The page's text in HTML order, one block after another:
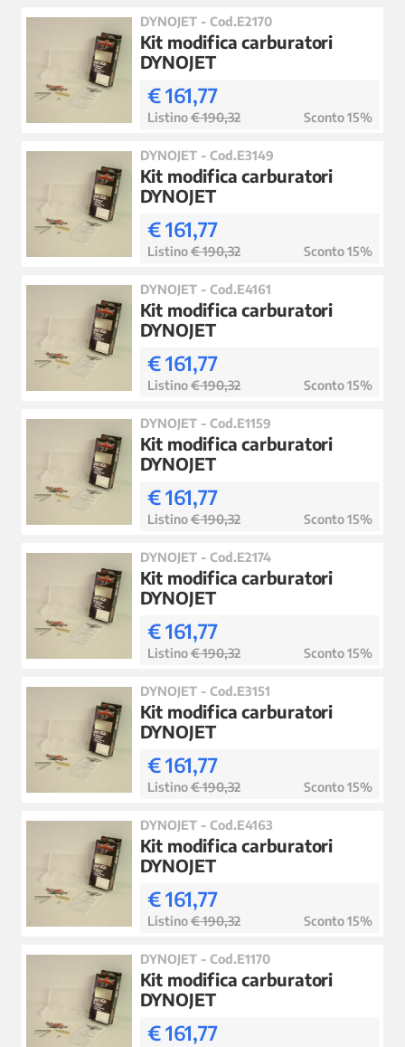
DYNOJET - Cod.E2170
Kit modifica carburatori
DYNOJET
€ 161,77
Listino€ 190,32 Sconto 15%
DYNOJET - Cod.E3149
Kit modifica carburatori
DYNOJET
€ 161,77
Listino€ 190,32 Sconto 15%
DYNOJET - Cod.E4161
Kit modifica carburatori
DYNOJET
€ 161,77
Listino€ 190,32 Sconto 15%
DYNOJET - Cod.E1159
Kit modifica carburatori
DYNOJET
€ 161,77
Listino€ 190,32 Sconto 15%
DYNOJET - Cod.E2174
Kit modifica carburatori
DYNOJET
€ 161,77
Listino€ 190,32 Sconto 15%
DYNOJET - Cod.E3151
Kit modifica carburatori
DYNOJET
€ 161,77
Listino€ 190,32 Sconto 15%
DYNOJET - Cod.E4163
Kit modifica carburatori
DYNOJET
€ 161,77
Listino€ 190,32 Sconto 15%
DYNOJET - Cod.E1170
Kit modifica carburatori
DYNOJET
€ 161,77